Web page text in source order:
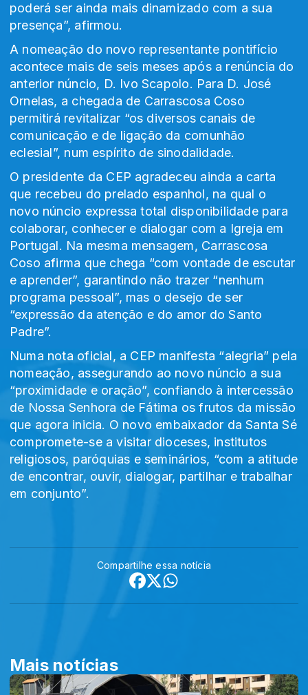
poderá ser ainda mais dinamizado com a sua
presença”, afirmou.
A nomeação do novo representante pontifício
acontece mais de seis meses após a renúncia do
anterior núncio, D. Ivo Scapolo. Para D. José
Ornelas, a chegada de Carrascosa Coso
permitirá revitalizar “os diversos canais de
comunicação e de ligação da comunhão
eclesial”, num espírito de sinodalidade.
O presidente da CEP agradeceu ainda a carta
que recebeu do prelado espanhol, na qual o
novo núncio expressa total disponibilidade para
colaborar, conhecer e dialogar com a Igreja em
Portugal. Na mesma mensagem, Carrascosa
Coso afirma que chega “com vontade de escutar
e aprender”, garantindo não trazer “nenhum
programa pessoal”, mas o desejo de ser
“expressão da atenção e do amor do Santo
Padre”.
Numa nota oficial, a CEP manifesta “alegria” pela
nomeação, assegurando ao novo núncio a sua
“proximidade e oração”, confiando à intercessão
de Nossa Senhora de Fátima os frutos da missão
que agora inicia. O novo embaixador da Santa Sé
compromete-se a visitar dioceses, institutos
religiosos, paróquias e seminários, “com a atitude
de encontrar, ouvir, dialogar, partilhar e trabalhar
em conjunto”.
Compartilhe essa notícia
Mais notícias